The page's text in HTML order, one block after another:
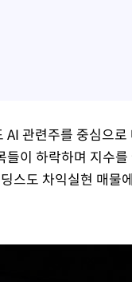
AI 관련주를 중심으
들이 하락하며 지수
스도 차익실현 매물